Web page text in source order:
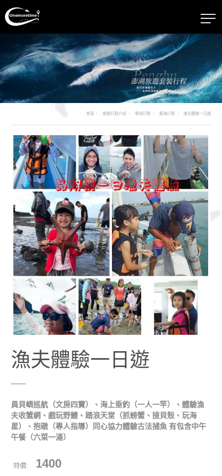
首頁 旅遊行程介紹 單項行程 東海行程 漁夫體驗一日遊
漁夫體驗一日遊
員貝嶼巡航（文房四寶）、海上垂釣（一人一竿）、體驗漁
夫收蟹網、戲玩野鰻、踏浪天堂（抓螃蟹、撿貝殼、玩海
星）、抱礅（專人指導）同心協力體驗古法捕魚 有包含中午
午餐（六菜一湯）
特價: 1400